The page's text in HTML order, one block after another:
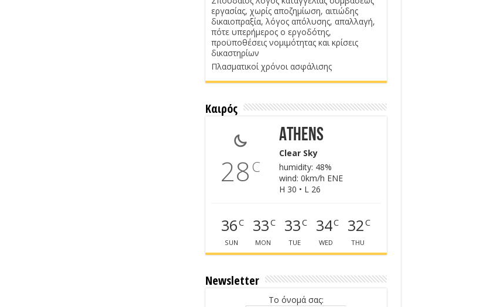
εργασίας, χωρίς αποζημίωση, αιτιώδης
δικαιοπραξία, λόγος απόλυσης, απαλλαγή,
πότε υπερήμερος ο εργοδότης,
προϋποθέσεις νομιμότητας και κρίσεις
δικαστηρίων
Πλασματικοί χρόνοι ασφάλισης
Καιρός
28C
Athens
Clear Sky
humidity: 48%
wind: 0km/h ENE
H 30 • L 26
36C
SUN
33C
MON
33C
TUE
34C
WED
32C
THU
Newsletter
Το όνομά σας: